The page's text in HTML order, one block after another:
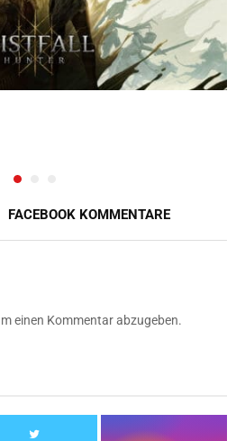
FACEBOOK KOMMENTARE
einen Kommentar abzugeben.